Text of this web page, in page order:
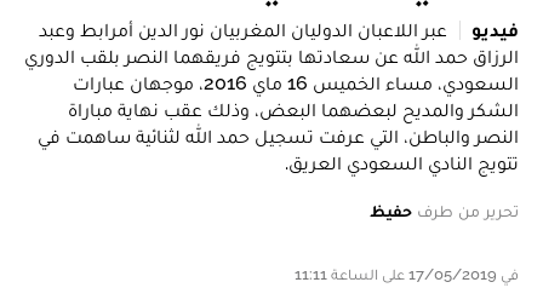
فيديو
عبر اللاعبان الدوليان المغربيان نور الدين أمرابط وعبد
الرزاق حمد الله عن سعادتها بتتويج فريقهما النصر بلقب الدوري
السعودي، مساء الخميس 16 ماي 2016، موجهان عبارات
الشكر والمديح لبعضهما البعض، وذلك عقب نهاية مباراة
النصر والباطن، التي عرفت تسجيل حمد الله لثنائية ساهمت في
تتويج النادي السعودي العريق.
تحرير من طرف حفيظ
في 17/05/2019 على الساعة 11:11